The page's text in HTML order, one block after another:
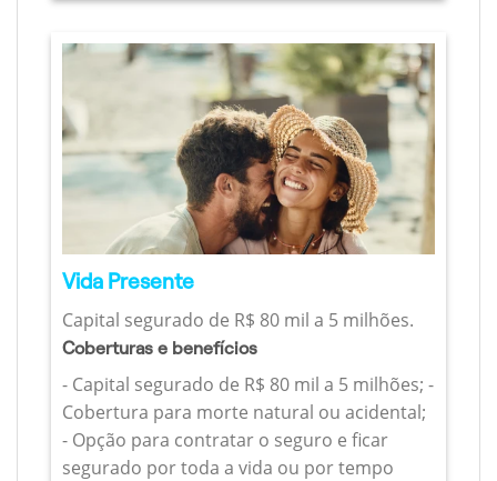
Vida Presente
Capital segurado de R$ 80 mil a 5 milhões.
Coberturas e benefícios
- Capital segurado de R$ 80 mil a 5 milhões; -
Cobertura para morte natural ou acidental;
- Opção para contratar o seguro e ficar
segurado por toda a vida ou por tempo